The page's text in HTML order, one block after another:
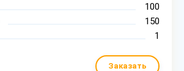
100
150
1
Заказать